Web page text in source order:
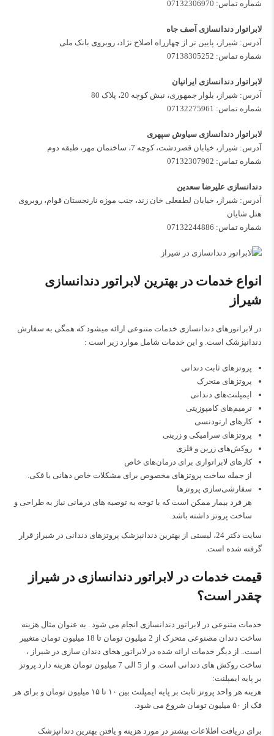
شماره تماس: 07132306970
لابراتوار دندانسازی آصف جاه
آدرس: شیراز، پایین تر از چهارراه اصلاح نژاد، روبروی بانک ملی
شماره تماس: 07138305252
لابراتوار دندانسازی ایرانیان
آدرس: شیراز، بلوار جمهوری، نبش کوچه 20، پلاک 80
شماره تماس: 07132275961
لابراتوار دندانسازی سیاوش سپهری
آدرس: شیراز، خیابان قصردشت، کوچه 7، ساختمان مهر، طبقه دوم
شماره تماس: 07132307902
دندانسازی علیرضا سعدین
آدرس: شیراز، خیابان لطفعلی خان زند، جنب موزه نارنجستان قوام، روبروی
هتل شایان
شماره تماس: 07132244886
انواع خدمات در بهترین لابراتور دندانسازی
شیراز
در لابراتورهای دندانسازی خدمات متنوعی ارائه میشود که همگی به سفارش
دندانپزشک است. و این خدمات شامل موارد زیر است :
پروتزهای ثابت دندانی
پروتزهای متحرک
ایمپلنت‌های دندانی
ترمیم‌های کامپوزیتی
کارهای ارتودنسی
پروتزهای سرامیکی و زرینی
روکش‌های زرین و فلزی
کارهای لابراتواری برای درمان‌های خاص
از جمله ساخت پروتزهای مخصوص برای مشکلات خاص دهانی یا فکی.
سفارشی‌سازی پروتزها
هر فرد بیمار ممکن است که با توجه به توصیه های درمانی نیاز به طراحی و
ساخت پروتز داشته باشد.
سایت دکتر 24، لیستی از بهترین دندانپزشک پروتزهای دندانی در شیراز قرار
گرفته شده است.
قیمت خدمات در لابراتور دندانسازی در شیراز
چقدر است؟
خدمات متنوعی در لابراتور دندانسازی انجام می شود . به عنوان مثال هزینه
ساخت دندان مصنوعی متحرک از 2 میلیون تومان تا 18 میلیون تومان متغییر
است.. از دیگر خدمات ارائه شده در لابراتور هخای دندان سازی در شیراز ،
ساخت روکش های دندانی است. و از 5 الی 7 میلیون تومان هزینه دارد.پروتز
بر پایه ایمپلنت:
هزینه هر واحد پروتز ثابت بر پایه ایمپلنت بین ۱۰ تا ۱۵ میلیون تومان و برای هر
فک از ۵۰ میلیون تومان شروع می شود.
برای دریافت اطلاعات بیشتر در مورد هزینه و یافتن بهترین دندانپزشک